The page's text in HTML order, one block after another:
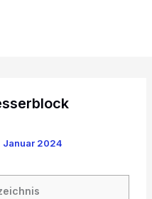
Januar 2024